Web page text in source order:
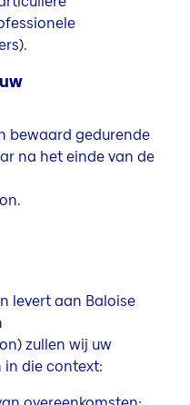
bewaard gedurende
na het einde van de
levert aan Baloise
zullen wij uw
in die context: